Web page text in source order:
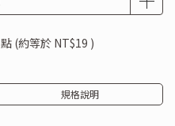
點 (約等於 NT$19 )
規格說明